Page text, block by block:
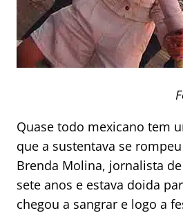
Quase todo mexicano tem
que a sustentava se
Brenda Molina, jornalista
sete anos e estava doida
chegou a sangrar e logo a